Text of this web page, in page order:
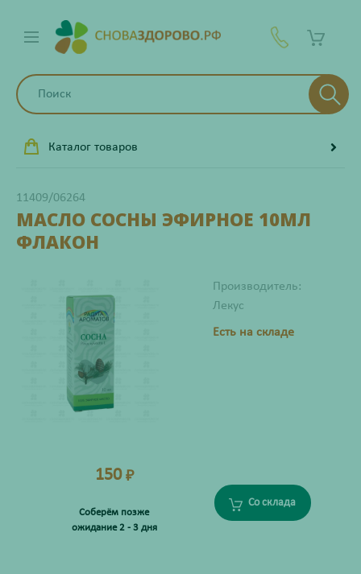
Каталог товаров
11409/06264
МАСЛО СОСНЫ ЭФИРНОЕ 10МЛ
ФЛАКОН
Производитель:
Лекус
Есть на складе
150 ₽
Соберём позже
ожидание 2 - 3 дня
Со склада